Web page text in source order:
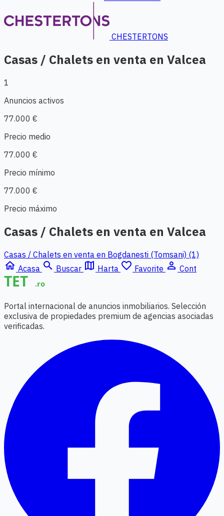
CHESTERTONS
Casas / Chalets en venta en Valcea
1
Anuncios activos
77.000 €
Precio medio
77.000 €
Precio mínimo
77.000 €
Precio máximo
Casas / Chalets en venta en Valcea
Casas / Chalets en venta en Bogdanesti (Tomsani) (1)
home Acasa search Buscar map Harta favorite_border Favorite person_outline Cont
Portal internacional de anuncios inmobiliarios. Selección
exclusiva de propiedades premium de agencias asociadas
verificadas.